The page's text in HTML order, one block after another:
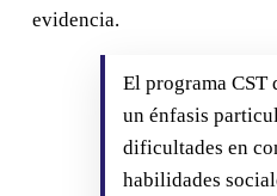
evidencia.
El programa CST
un énfasis
dificultades en
habilidades